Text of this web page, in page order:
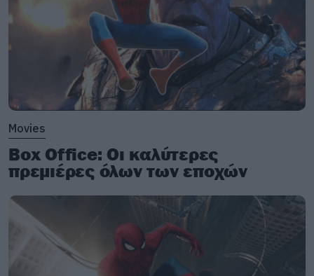
Movies
Box Office: Οι καλύτερες
πρεμιέρες όλων των εποχών